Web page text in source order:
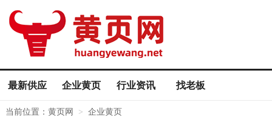
最新供应 企业黄页 行业资讯 找老板
当前位置： 黄页网 > 企业黄页